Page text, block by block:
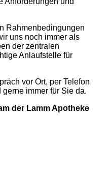
Rahmenbedingungen
uns noch immer als
der zentralen
Anlaufstelle für
vor Ort, per Telefon
immer für Sie da.
der Lamm Apotheke